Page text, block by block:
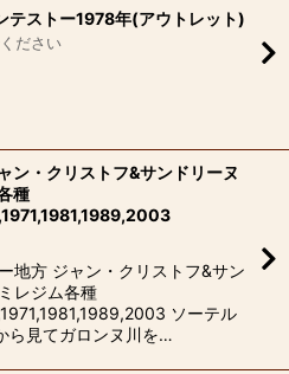
テストー1978年(アウトレット)
ださい
ン・クリストフ&サンドリーヌ
種
地方 ジャン・クリストフ&サン
レジム各種
ソーテル
ら見てガロンヌ川を…